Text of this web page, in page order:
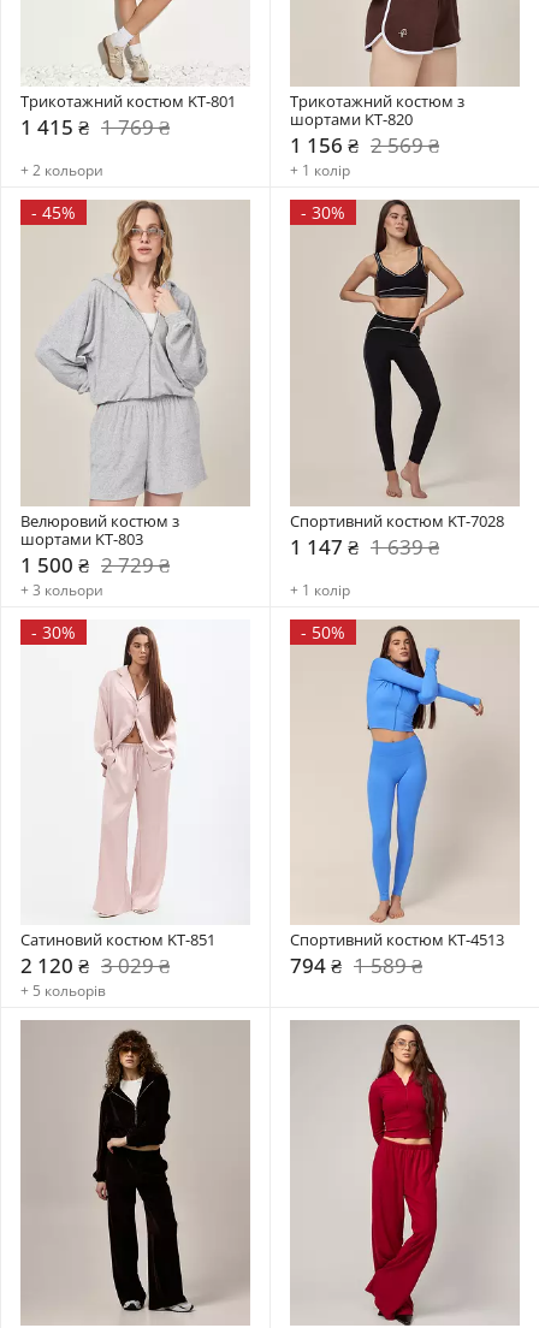
Трикотажний костюм KT-801
1 415 ₴ 1 769 ₴
+ 2 кольори
Трикотажний костюм з
шортами KT-820
1 156 ₴ 2 569 ₴
+ 1 колір
- 45%
Велюровий костюм з
шортами KT-803
1 500 ₴ 2 729 ₴
+ 3 кольори
- 30%
Спортивний костюм KT-7028
1 147 ₴ 1 639 ₴
+ 1 колір
- 30%
Сатиновий костюм KT-851
2 120 ₴ 3 029 ₴
+ 5 кольорів
- 50%
Спортивний костюм KT-4513
794 ₴ 1 589 ₴